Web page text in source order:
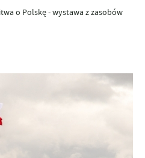
o Polskę - wystawa z zasobów